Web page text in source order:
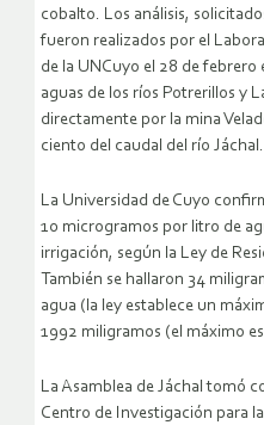
cobalto. Los análisis,
fueron realizados por el
de la UNCuyo el 28 de febrero
aguas de los ríos Potrerillos y
directamente por la mina
ciento del caudal del río Jáchal.
La Universidad de Cuyo
10 microgramos por litro de
irrigación, según la Ley de
También se hallaron 34
agua (la ley establece un
1992 miligramos (el máximo
La Asamblea de Jáchal tomó
Centro de Investigación para